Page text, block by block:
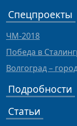
Спецпроекты
ЧМ-2018
Победа в
Волгоград –
Подробности
Статьи